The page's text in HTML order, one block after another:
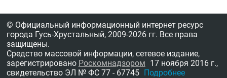
© Официальный информационный интернет ресурс
города Гусь-Хрустальный, 2009-2026 гг. Все права
защищены.
Средство массовой информации, сетевое издание,
зарегистрировано Роскомнадзором 17 ноября 2016 г.,
свидетельство ЭЛ № ФС 77 - 67745 Подробнее